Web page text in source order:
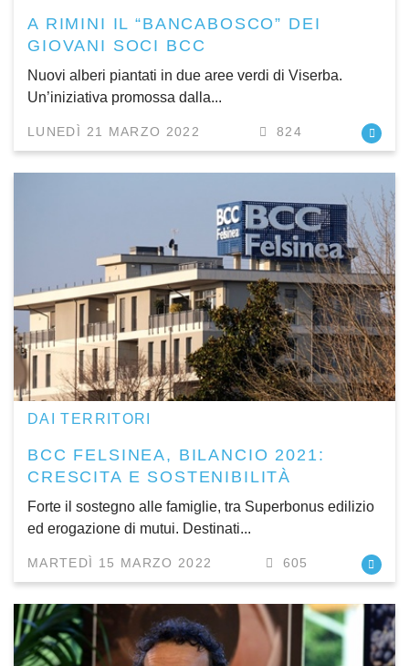
A RIMINI IL “BANCABOSCO” DEI
GIOVANI SOCI BCC
Nuovi alberi piantati in due aree verdi di Viserba.
Un’iniziativa promossa dalla...
LUNEDÌ 21 MARZO 2022 824
DAI TERRITORI
BCC FELSINEA, BILANCIO 2021:
CRESCITA E SOSTENIBILITÀ
Forte il sostegno alle famiglie, tra Superbonus edilizio
ed erogazione di mutui. Destinati...
MARTEDÌ 15 MARZO 2022 605